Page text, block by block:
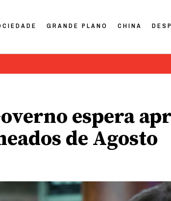
GRANDE PLANO CHINA
espera
de Agosto